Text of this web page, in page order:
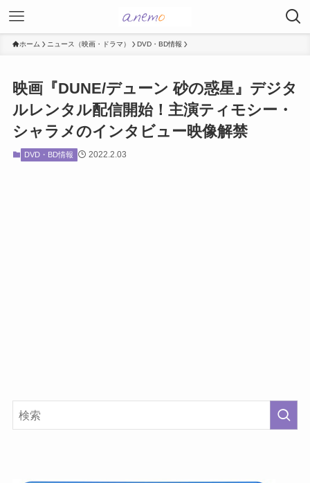
ホーム ニュース（映画・ドラマ） DVD・BD情報
映画『DUNE/デューン 砂の惑星』デジタ
ルレンタル配信開始！主演ティモシー・
シャラメのインタビュー映像解禁
DVD・BD情報 2022.2.03